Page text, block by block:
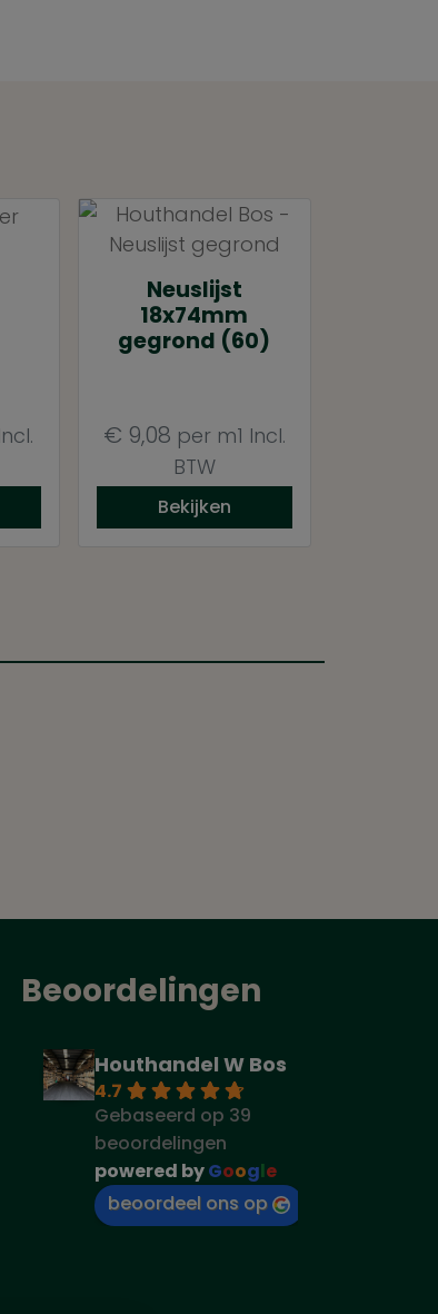
Incl.
Neuslijst
18x74mm
gegrond (60)
€ 9,08 per m1 Incl.
BTW
Bekijken
Beoordelingen
Houthandel W Bos
4.7
Gebaseerd op 39
beoordelingen
powered byGoogle
beoordeel ons op